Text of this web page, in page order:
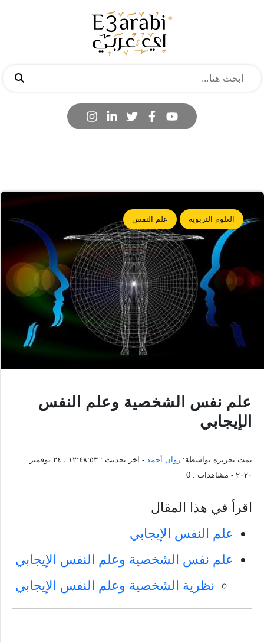
العلوم التربوية علم النفس
علم نفس الشخصية وعلم النفس
الإيجابي
تمت تحريره بواسطة: روان أحمد - اخر تحديث :
١٢:٤٨:٥٣ ، ٢٤ نوفمبر
٢٠٢٠ - مشاهدات : 0
اقرأ في هذا المقال
علم النفس الإيجابي
علم نفس الشخصية وعلم النفس الإيجابي
نظرية الشخصية وعلم النفس الإيجابي